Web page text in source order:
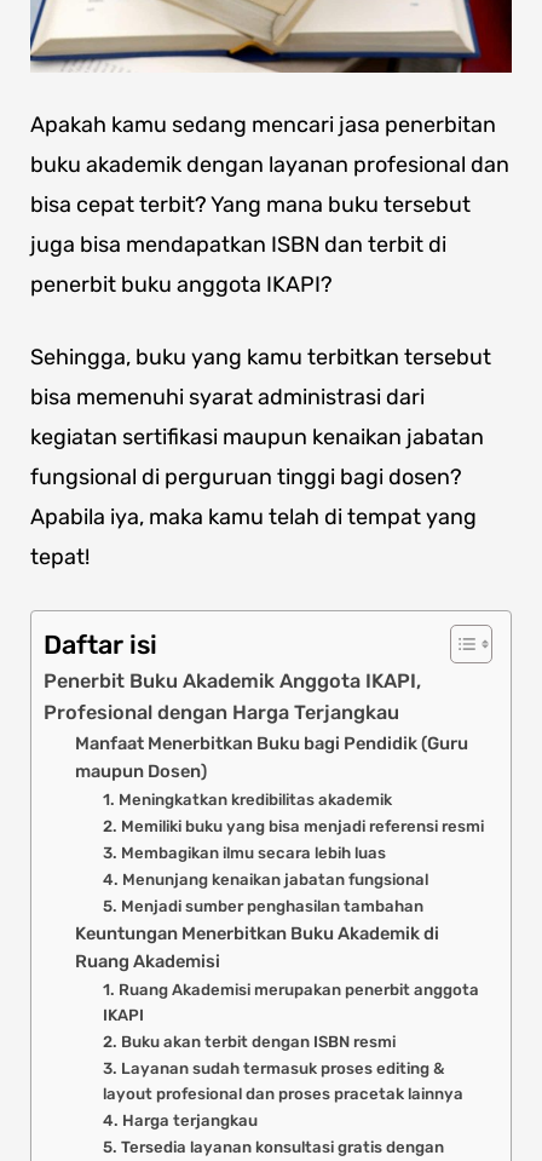
Apakah kamu sedang mencari jasa penerbitan
buku akademik dengan layanan profesional dan
bisa cepat terbit? Yang mana buku tersebut
juga bisa mendapatkan ISBN dan terbit di
penerbit buku anggota IKAPI?
Sehingga, buku yang kamu terbitkan tersebut
bisa memenuhi syarat administrasi dari
kegiatan sertifikasi maupun kenaikan jabatan
fungsional di perguruan tinggi bagi dosen?
Apabila iya, maka kamu telah di tempat yang
tepat!
Daftar isi
Penerbit Buku Akademik Anggota IKAPI,
Profesional dengan Harga Terjangkau
Manfaat Menerbitkan Buku bagi Pendidik (Guru
maupun Dosen)
1. Meningkatkan kredibilitas akademik
2. Memiliki buku yang bisa menjadi referensi resmi
3. Membagikan ilmu secara lebih luas
4. Menunjang kenaikan jabatan fungsional
5. Menjadi sumber penghasilan tambahan
Keuntungan Menerbitkan Buku Akademik di
Ruang Akademisi
1. Ruang Akademisi merupakan penerbit anggota
IKAPI
2. Buku akan terbit dengan ISBN resmi
3. Layanan sudah termasuk proses editing &
layout profesional dan proses pracetak lainnya
4. Harga terjangkau
5. Tersedia layanan konsultasi gratis dengan